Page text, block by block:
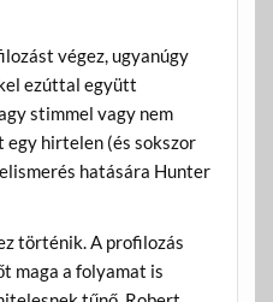
végez, ugyanúgy
ezúttal együtt
stimmel vagy nem
hirtelen (és sokszor
hatására Hunter
történik. A profilozás
maga a folyamat is